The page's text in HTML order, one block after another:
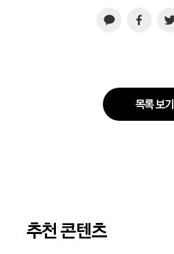
목록 보기
추천 콘텐츠